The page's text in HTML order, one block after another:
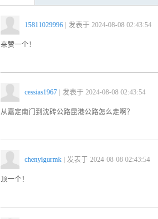
15811029996 | 发表于 2024-08-08 02:43:54
来赞一个！
cessias1967 | 发表于 2024-08-08 02:43:54
从嘉定南门到沈砖公路昆港公路怎么走啊？
chenyigurmk | 发表于 2024-08-08 02:43:54
顶一个！